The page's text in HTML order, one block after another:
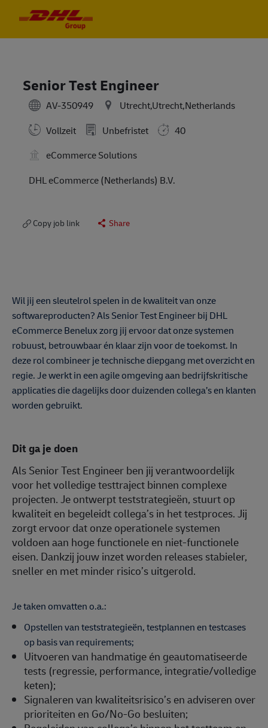
Senior Test Engineer
AV-350949
Utrecht,Utrecht,Netherlands
Vollzeit
Unbefristet
40
eCommerce Solutions
DHL eCommerce (Netherlands) B.V.
Copy job link Share
Wil jij een sleutelrol spelen in de kwaliteit van onze
softwareproducten? Als Senior Test Engineer bij DHL
eCommerce Benelux zorg jij ervoor dat onze systemen
robuust, betrouwbaar én klaar zijn voor de toekomst. In
deze rol combineer je technische diepgang met overzicht en
regie. Je werkt in een agile omgeving aan bedrijfskritische
applicaties die dagelijks door duizenden collega’s en klanten
worden gebruikt.
Dit ga je doen
Als Senior Test Engineer ben jij verantwoordelijk
voor het volledige testtraject binnen complexe
projecten. Je ontwerpt teststrategieën, stuurt op
kwaliteit en begeleidt collega’s in het testproces. Jij
zorgt ervoor dat onze operationele systemen
voldoen aan hoge functionele en niet-functionele
eisen. Dankzij jouw inzet worden releases stabieler,
sneller en met minder risico’s uitgerold.
Je taken omvatten o.a.:
Opstellen van teststrategieën, testplannen en testcases
op basis van requirements;
Uitvoeren van handmatige én geautomatiseerde
tests (regressie, performance, integratie/volledige
keten);
Signaleren van kwaliteitsrisico’s en adviseren over
prioriteiten en Go/No-Go besluiten;